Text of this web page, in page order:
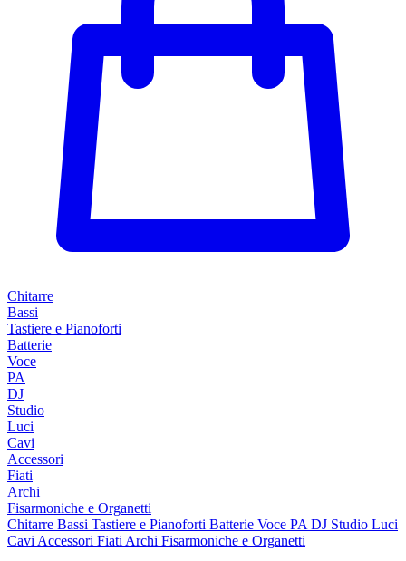
Chitarre
Bassi
Tastiere e Pianoforti
Batterie
Voce
PA
DJ
Studio
Luci
Cavi
Accessori
Fiati
Archi
Fisarmoniche e Organetti
Chitarre Bassi Tastiere e Pianoforti Batterie Voce PA DJ Studio Luci
Cavi Accessori Fiati Archi Fisarmoniche e Organetti